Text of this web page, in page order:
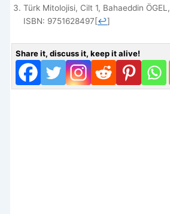
Türk Mitolojisi, Cilt 1, Bahaeddin ÖGEL,
ISBN: 9751628497[↩]
Share it, discuss it, keep it alive!